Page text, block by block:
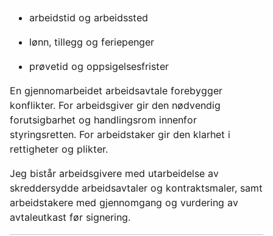
arbeidstid og arbeidssted
lønn, tillegg og feriepenger
prøvetid og oppsigelsesfrister
En gjennomarbeidet arbeidsavtale forebygger
konflikter. For arbeidsgiver gir den nødvendig
forutsigbarhet og handlingsrom innenfor
styringsretten. For arbeidstaker gir den klarhet i
rettigheter og plikter.
Jeg bistår arbeidsgivere med utarbeidelse av
skreddersydde arbeidsavtaler og kontraktsmaler, samt
arbeidstakere med gjennomgang og vurdering av
avtaleutkast før signering.